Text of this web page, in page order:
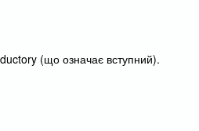
(що означає вступний).